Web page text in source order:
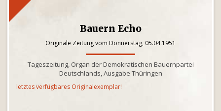
Bauern Echo
Originale Zeitung vom Donnerstag, 05.04.1951
Tageszeitung, Organ der Demokratischen Bauernpartei
Deutschlands, Ausgabe Thüringen
letztes verfügbares Originalexemplar!